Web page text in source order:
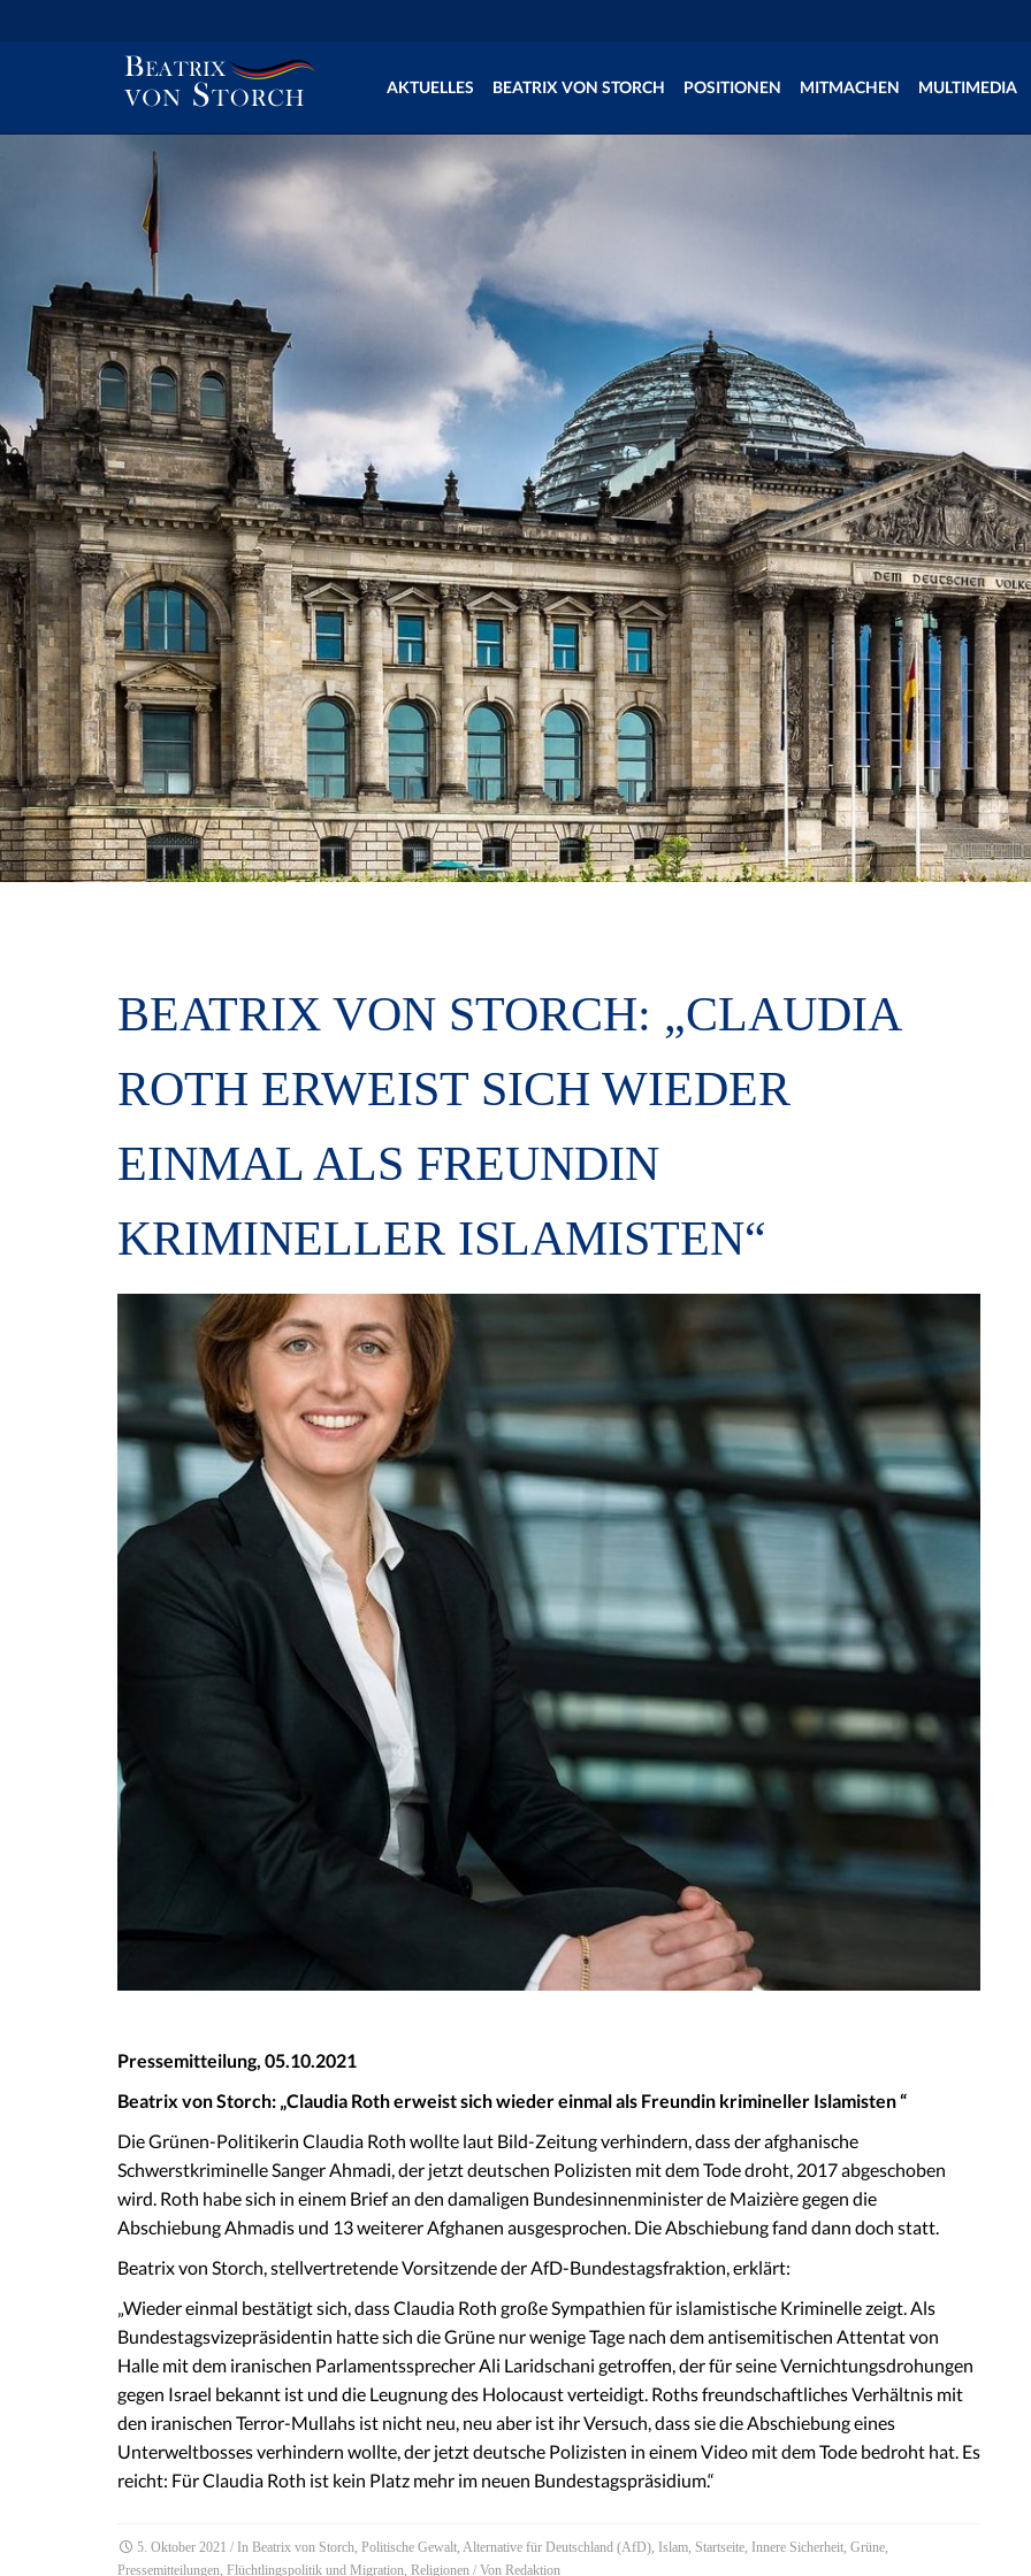
AKTUELLES BEATRIX VON STORCH POSITIONEN MITMACHEN MULTIMEDIA
BEATRIX VON STORCH: „CLAUDIA
ROTH ERWEIST SICH WIEDER
EINMAL ALS FREUNDIN
KRIMINELLER ISLAMISTEN“
Pressemitteilung, 05.10.2021
Beatrix von Storch: „Claudia Roth erweist sich wieder einmal als Freundin krimineller Islamisten“
Die Grünen-Politikerin Claudia Roth wollte laut Bild-Zeitung verhindern, dass der afghanische
Schwerstkriminelle Sanger Ahmadi, der jetzt deutschen Polizisten mit dem Tode droht, 2017 abgeschoben
wird. Roth habe sich in einem Brief an den damaligen Bundesinnenminister de Maizière gegen die
Abschiebung Ahmadis und 13 weiterer Afghanen ausgesprochen. Die Abschiebung fand dann doch statt.
Beatrix von Storch, stellvertretende Vorsitzende der AfD-Bundestagsfraktion, erklärt:
„Wieder einmal bestätigt sich, dass Claudia Roth große Sympathien für islamistische Kriminelle zeigt. Als
Bundestagsvizepräsidentin hatte sich die Grüne nur wenige Tage nach dem antisemitischen Attentat von
Halle mit dem iranischen Parlamentssprecher Ali Laridschani getroffen, der für seine Vernichtungsdrohungen
gegen Israel bekannt ist und die Leugnung des Holocaust verteidigt. Roths freundschaftliches Verhältnis mit
den iranischen Terror-Mullahs ist nicht neu, neu aber ist ihr Versuch, dass sie die Abschiebung eines
Unterweltbosses verhindern wollte, der jetzt deutsche Polizisten in einem Video mit dem Tode bedroht hat. Es
reicht: Für Claudia Roth ist kein Platz mehr im neuen Bundestagspräsidium.“
5. Oktober 2021 / In Beatrix von Storch Politische Gewalt Alternative für Deutschland (AfD) Islam Startseite Innere Sicherheit Grüne
Pressemitteilungen Flüchtlingspolitik und Migration Religionen / Von Redaktion